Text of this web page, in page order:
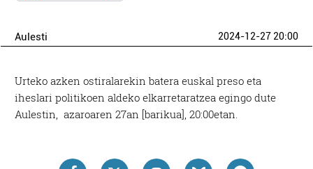
Aulesti 2024-12-27 20:00
Urteko azken ostiralarekin batera euskal preso eta
iheslari politikoen aldeko elkarretaratzea egingo dute
Aulestin, azaroaren 27an [barikua], 20:00etan.